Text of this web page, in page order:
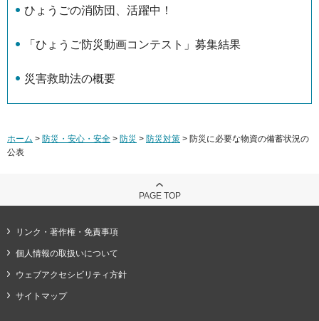
ひょうごの消防団、活躍中！
「ひょうご防災動画コンテスト」募集結果
災害救助法の概要
ホーム > 防災・安心・安全 > 防災 > 防災対策 > 防災に必要な物資の備蓄状況の
公表
PAGE TOP
リンク・著作権・免責事項
個人情報の取扱いについて
ウェブアクセシビリティ方針
サイトマップ